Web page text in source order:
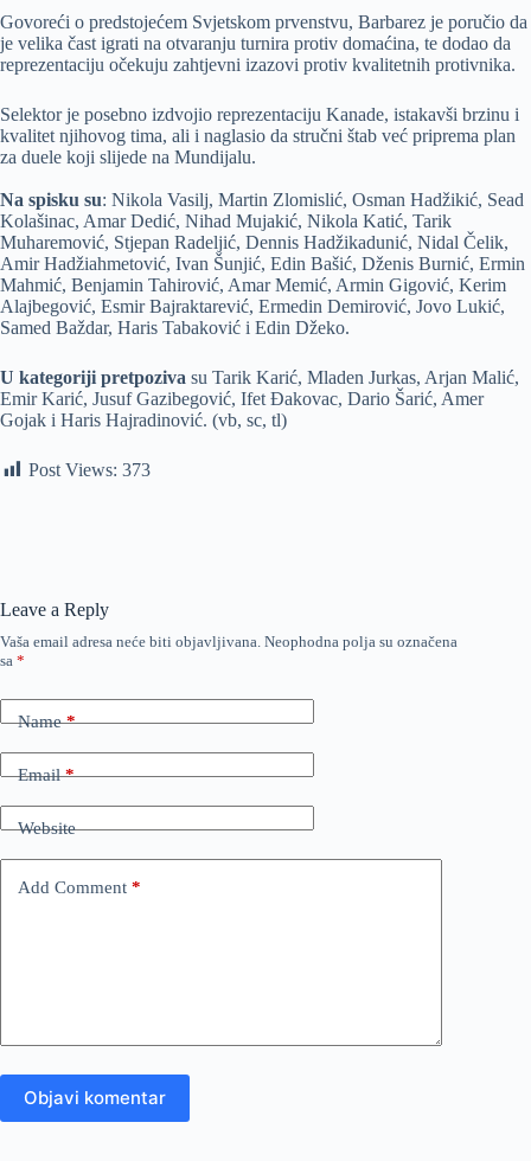
Govoreći o predstojećem Svjetskom prvenstvu, Barbarez je poručio da
je velika čast igrati na otvaranju turnira protiv domaćina, te dodao da
reprezentaciju očekuju zahtjevni izazovi protiv kvalitetnih protivnika.
Selektor je posebno izdvojio reprezentaciju Kanade, istakavši brzinu i
kvalitet njihovog tima, ali i naglasio da stručni štab već priprema plan
za duele koji slijede na Mundijalu.
Na spisku su: Nikola Vasilj, Martin Zlomislić, Osman Hadžikić, Sead
Kolašinac, Amar Dedić, Nihad Mujakić, Nikola Katić, Tarik
Muharemović, Stjepan Radeljić, Dennis Hadžikadunić, Nidal Čelik,
Amir Hadžiahmetović, Ivan Šunjić, Edin Bašić, Dženis Burnić, Ermin
Mahmić, Benjamin Tahirović, Amar Memić, Armin Gigović, Kerim
Alajbegović, Esmir Bajraktarević, Ermedin Demirović, Jovo Lukić,
Samed Baždar, Haris Tabaković i Edin Džeko.
U kategoriji pretpoziva su Tarik Karić, Mladen Jurkas, Arjan Malić,
Emir Karić, Jusuf Gazibegović, Ifet Đakovac, Dario Šarić, Amer
Gojak i Haris Hajradinović. (vb, sc, tl)
Post Views: 373
Leave a Reply
Vaša email adresa neće biti objavljivana. Neophodna polja su označena
sa *
Name*
Email*
Website
Add Comment *
Objavi komentar